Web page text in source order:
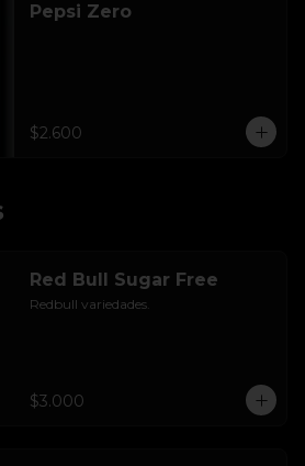
Pepsi Zero
$2.600
Red Bull Sugar Free
Redbull variedades.
$3.000